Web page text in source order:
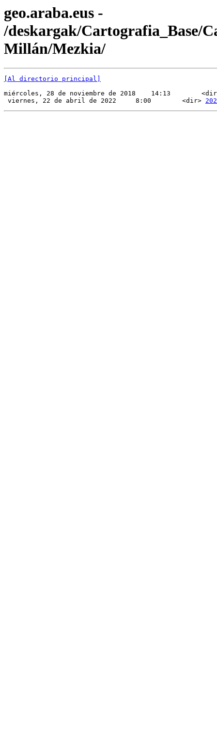
geo.araba.eus -
/deskargak/Cartografia_Base/
Millán/Mezkia/
[Al directorio principal]
miércoles, 28 de noviembre de 2018    14:13
viernes, 22 de abril de 2022     8:00        <dir>